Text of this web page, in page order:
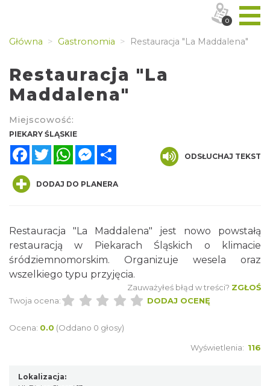
Główna Gastronomia Restauracja "La Maddalena"
Restauracja "La
Maddalena"
Miejscowość:
PIEKARY ŚLĄSKIE
FacebookTwitterWhatsAppMessenger
ODSŁUCHAJ TEKST
DODAJ DO PLANERA
Restauracja "La Maddalena" jest nowo powstałą
restauracją w Piekarach Śląskich o klimacie
śródziemnomorskim. Organizuje wesela oraz
wszelkiego typu przyjęcia.
Zauważyłeś błąd w treści? ZGŁOŚ
Twoja ocena:
DODAJ OCENĘ
Ocena: 0.0 (Oddano 0 głosy)
Wyświetlenia: 116
Lokalizacja:
0